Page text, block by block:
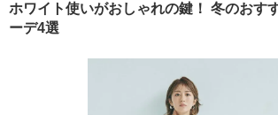
ホワイト使いがおしゃれの鍵！ 冬のおす
ーデ4選